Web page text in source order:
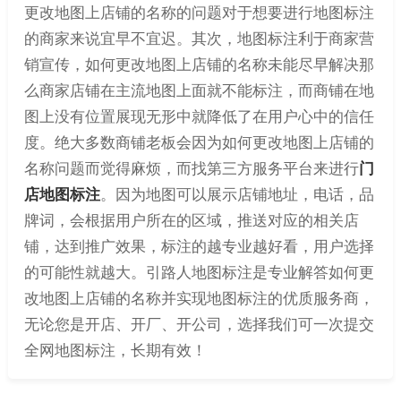
更改地图上店铺的名称的问题对于想要进行地图标注
的商家来说宜早不宜迟。其次，地图标注利于商家营
销宣传，如何更改地图上店铺的名称未能尽早解决那
么商家店铺在主流地图上面就不能标注，而商铺在地
图上没有位置展现无形中就降低了在用户心中的信任
度。绝大多数商铺老板会因为如何更改地图上店铺的
名称问题而觉得麻烦，而找第三方服务平台来进行门
店地图标注。因为地图可以展示店铺地址，电话，品
牌词，会根据用户所在的区域，推送对应的相关店
铺，达到推广效果，标注的越专业越好看，用户选择
的可能性就越大。引路人地图标注是专业解答如何更
改地图上店铺的名称并实现地图标注的优质服务商，
无论您是开店、开厂、开公司，选择我们可一次提交
全网地图标注，长期有效！